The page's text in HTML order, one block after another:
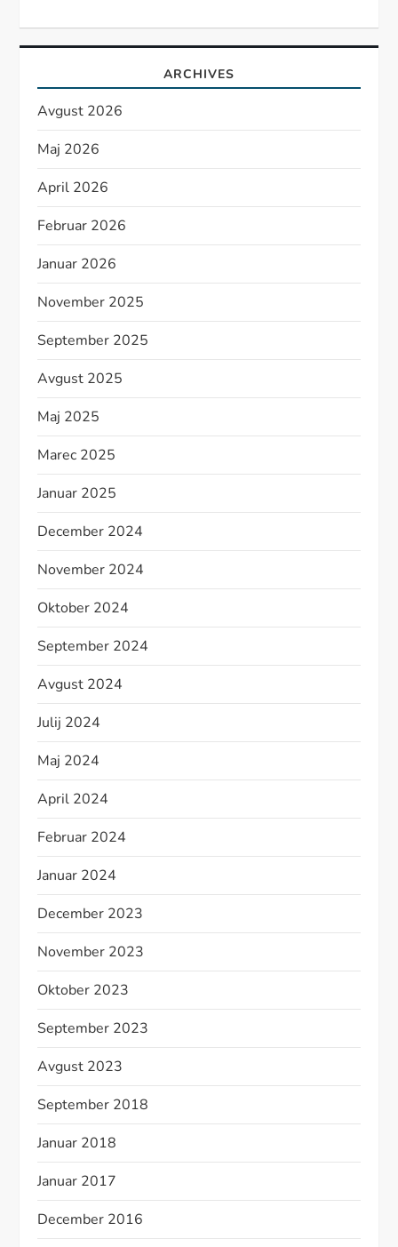
ARCHIVES
Avgust 2026
Maj 2026
April 2026
Februar 2026
Januar 2026
November 2025
September 2025
Avgust 2025
Maj 2025
Marec 2025
Januar 2025
December 2024
November 2024
Oktober 2024
September 2024
Avgust 2024
Julij 2024
Maj 2024
April 2024
Februar 2024
Januar 2024
December 2023
November 2023
Oktober 2023
September 2023
Avgust 2023
September 2018
Januar 2018
Januar 2017
December 2016